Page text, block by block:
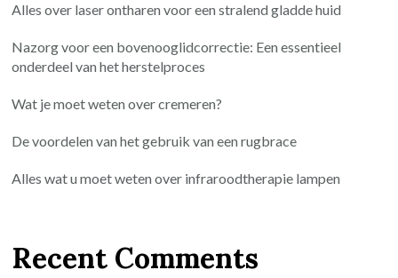
Alles over laser ontharen voor een stralend gladde huid
Nazorg voor een bovenooglidcorrectie: Een essentieel
onderdeel van het herstelproces
Wat je moet weten over cremeren?
De voordelen van het gebruik van een rugbrace
Alles wat u moet weten over infraroodtherapie lampen
Recent Comments